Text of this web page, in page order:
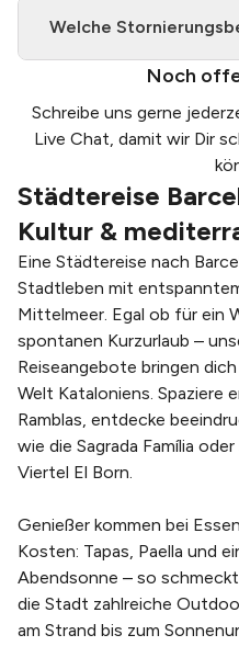
Welche
Noch
Schreibe uns gerne
Live Chat, damit wir Dir
Städtereise
Kultur &
Eine Städtereise nach
Stadtleben mit
Mittelmeer. Egal ob für ein
spontanen Kurzurlaub –
Reiseangebote bringen
Welt Kataloniens. Spaziere
Ramblas, entdecke
wie die Sagrada Família
Viertel El Born.
Genießer kommen bei
Kosten: Tapas, Paella und
Abendsonne – so
die Stadt zahlreiche
am Strand bis zum